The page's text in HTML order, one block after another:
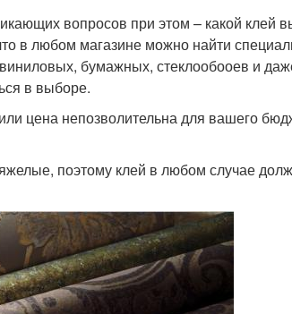
вопросов при этом – какой клей
в любом магазине можно найти
бумажных, стеклообооев и
в выборе.
цена непозволительна для вашего
поэтому клей в любом случае